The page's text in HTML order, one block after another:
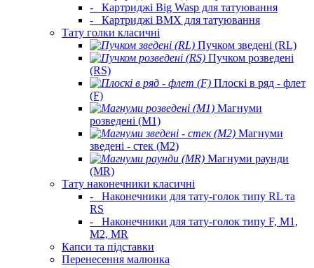
-
Картриджі Big Wasp для татуювання
-
Картриджі BMX для татуювання
Тату голки класичні
Пучком зведені (RL)
Пучком розведені
(RS)
Плоскі в ряд - флет
(F)
Магнуми
розведені (M1)
Магнуми
зведені - стек (M2)
Магнуми раунди
(MR)
Тату наконечники класичні
-
Наконечники для тату-голок типу RL та
RS
-
Наконечники для тату-голок типу F, M1,
M2, MR
Капси та підставки
Перенесення малюнка